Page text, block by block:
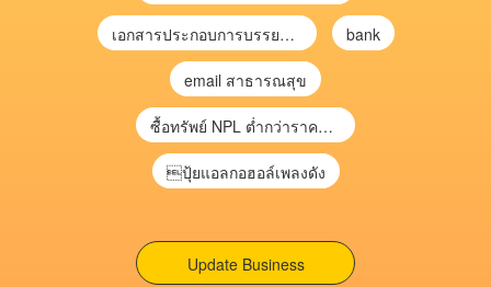
เอกสารประกอบการบรรยาย การประเมินความเสี่ยงเพื่อวางแผนการตรวจสอบ \ bank
email สาธารณสุข
ซื้อทรัพย์ NPL ต่ำกว่าราคาตลาด 30-70% แบบไม่ต้องไปประมูล”
ปุ้ยแอลกอฮอล์เพลงดัง
Update Business